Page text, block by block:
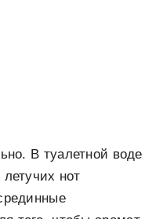
В туалетной воде
нот